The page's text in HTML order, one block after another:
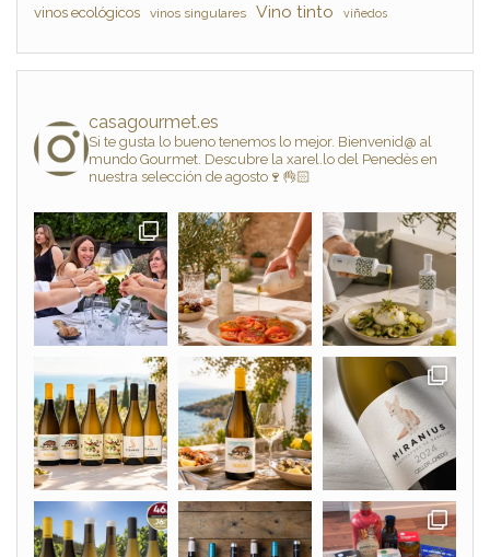
vinos ecológicos vinos singulares Vino tinto viñedos
casagourmet.es
Si te gusta lo bueno tenemos lo mejor. Bienvenid@ al
mundo Gourmet. Descubre la xarel.lo del Penedès en
nuestra selección de agosto🍷👌🏻